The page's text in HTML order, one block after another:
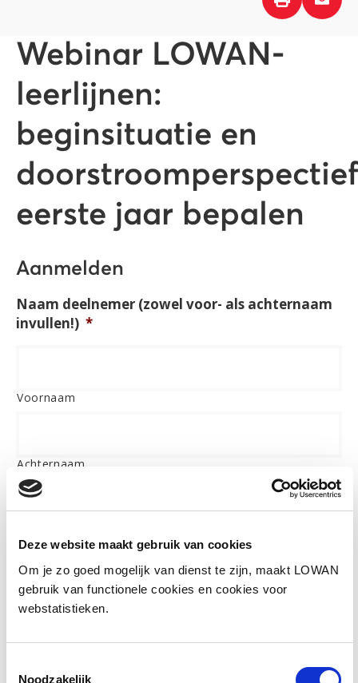
Deze website maakt gebruik van cookies
Om je zo goed mogelijk van dienst te zijn, maakt LOWAN
gebruik van functionele cookies en cookies voor
webstatistieken.
Noodzakelijk
Webinar LOWAN-
leerlijnen:
beginsituatie en
doorstroomperspectief
eerste jaar bepalen
Aanmelden
Naam deelnemer (zowel voor- als achternaam
invullen!) *
Voornaam
Achternaam
Type onderwijs
Nieuwkomersvoorziening